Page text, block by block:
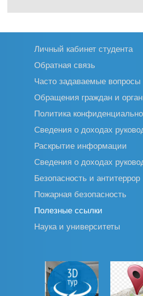
Личный кабинет студента
Обратная связь
Часто задаваемые вопросы
Обращения граждан и
Политика
Сведения о доходах
Раскрытие информации
Сведения о доходах
Безопасность и антитеррор
Пожарная безопасность
Полезные ссылки
Наука и университеты